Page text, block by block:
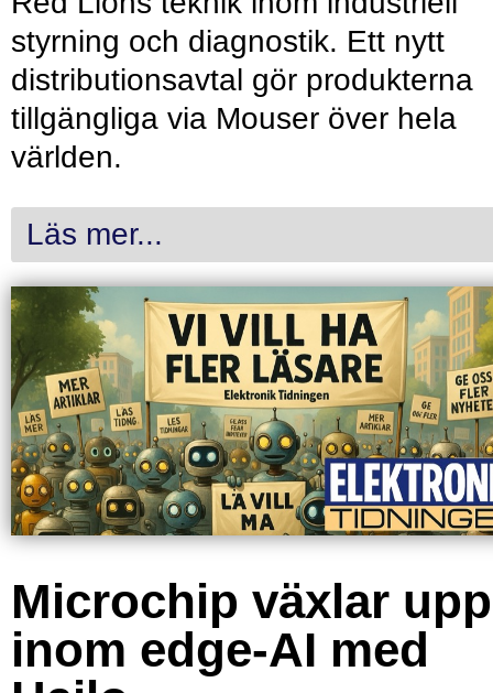
styrning och diagnostik. Ett nytt
distributionsavtal gör produkterna
tillgängliga via Mouser över hela
världen.
Läs mer...
Microchip växlar upp
inom edge-AI med